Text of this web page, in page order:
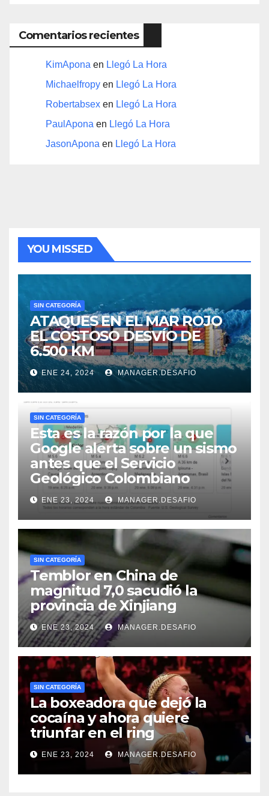
Comentarios recientes
KimApona en Llegó La Hora
Michaelfropy en Llegó La Hora
Robertabsex en Llegó La Hora
PaulApona en Llegó La Hora
JasonApona en Llegó La Hora
YOU MISSED
SIN CATEGORÍA
ATAQUES EN EL MAR ROJO
EL COSTOSO DESVÍO DE
6.500 KM
ENE 24, 2024 MANAGER.DESAFIO
SIN CATEGORÍA
Esta es la razón por la que
Google alerta sobre un sismo
antes que el Servicio
Geológico Colombiano
ENE 23, 2024 MANAGER.DESAFIO
SIN CATEGORÍA
Temblor en China de
magnitud 7,0 sacudió la
provincia de Xinjiang
ENE 23, 2024 MANAGER.DESAFIO
SIN CATEGORÍA
La boxeadora que dejó la
cocaína y ahora quiere
triunfar en el ring​
ENE 23, 2024 MANAGER.DESAFIO